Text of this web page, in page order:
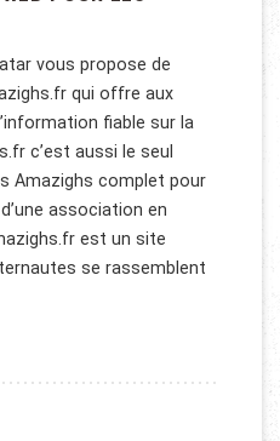
vous propose de
qui offre aux
fiable sur la
c’est aussi le seul
Amazighs complet pour
association en
est un site
se rassemblent
WEB POUR LES BERBÈRES